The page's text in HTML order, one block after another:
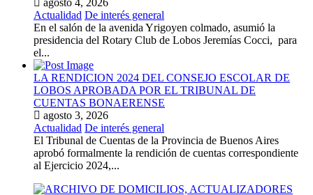
Actualidad De interés general
En el salón de la avenida Yrigoyen colmado, asumió la
presidencia del Rotary Club de Lobos Jeremías Cocci, para
el...
LA RENDICION 2024 DEL CONSEJO ESCOLAR DE
LOBOS APROBADA POR EL TRIBUNAL DE
CUENTAS BONAERENSE
agosto 3, 2026
Actualidad De interés general
El Tribunal de Cuentas de la Provincia de Buenos Aires
aprobó formalmente la rendición de cuentas correspondiente
al Ejercicio 2024,...